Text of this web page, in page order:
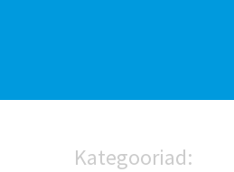
Kategooriad: